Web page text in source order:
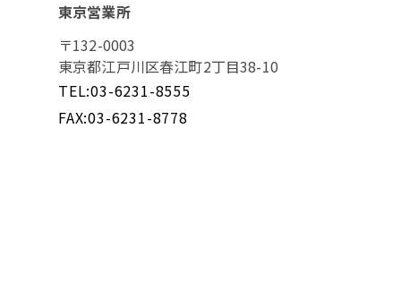
東京営業所
〒132-0003
東京都江戸川区春江町2丁目38-10
TEL:03-6231-8555
FAX:03-6231-8778